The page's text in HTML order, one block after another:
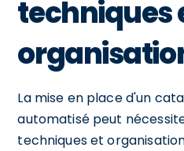
techniques
La mise en place d'un
automatisé peut
techniques et